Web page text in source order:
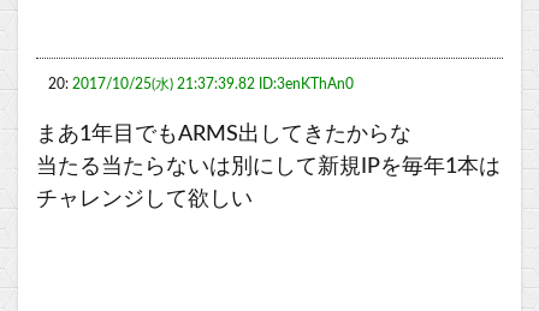
20: 2017/10/25(水) 21:37:39.82 ID:3enKThAn0
まあ1年目でもARMS出してきたからな
当たる当たらないは別にして新規IPを毎年1本は
チャレンジして欲しい